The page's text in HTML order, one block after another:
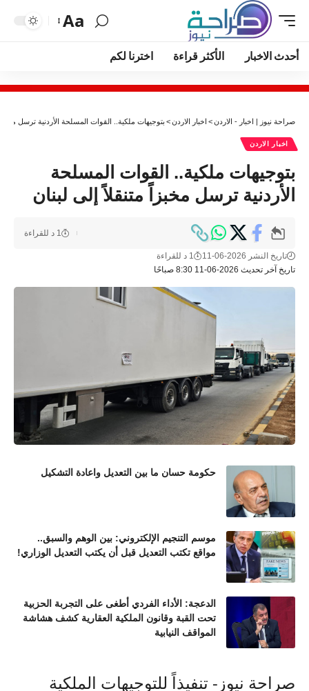
Aa
أحدث الاخبار الأكثر قراءة اخترنا لكم
صراحة نيوز | اخبار - الاردن> اخبار الاردن> بتوجيهات ملكية.. القوات المسلحة الأردنية ترسل مخبزاً
اخبار الاردن
بتوجيهات ملكية.. القوات المسلحة
الأردنية ترسل مخبزاً متنقلاً إلى لبنان
تاريخ آخر تحديث 2026-06-11 8:30 صباحًا
تاريخ النشر 2026-06-11 1 د للقراءة
1 د للقراءة
حكومة حسان ما بين التعديل واعادة التشكيل
موسم التنجيم الإلكتروني: بين الوهم والسبق..
مواقع تكتب التعديل قبل أن يكتب التعديل الوزاري!
الدعجة: الأداء الفردي أطغى على التجربة الحزبية
تحت القبة وقانون الملكية العقارية كشف هشاشة
المواقف النيابية
صراحة نيوز- تنفيذاً للتوجيهات الملكية